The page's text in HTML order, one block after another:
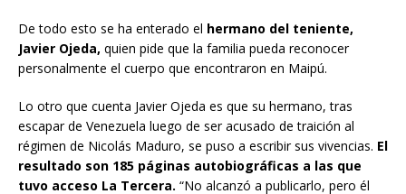
De todo esto se ha enterado el hermano del teniente,
Javier Ojeda, quien pide que la familia pueda reconocer
personalmente el cuerpo que encontraron en Maipú.
Lo otro que cuenta Javier Ojeda es que su hermano, tras
escapar de Venezuela luego de ser acusado de traición al
régimen de Nicolás Maduro, se puso a escribir sus vivencias. El
resultado son 185 páginas autobiográficas a las que
tuvo acceso La Tercera. “No alcanzó a publicarlo, pero él